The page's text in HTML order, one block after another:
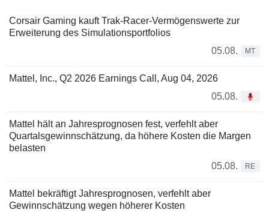
Corsair Gaming kauft Trak-Racer-Vermögenswerte zur
Erweiterung des Simulationsportfolios
05.08.
MT
Mattel, Inc., Q2 2026 Earnings Call, Aug 04, 2026
05.08.
Mattel hält an Jahresprognosen fest, verfehlt aber
Quartalsgewinnschätzung, da höhere Kosten die Margen
belasten
05.08.
RE
Mattel bekräftigt Jahresprognosen, verfehlt aber
Gewinnschätzung wegen höherer Kosten